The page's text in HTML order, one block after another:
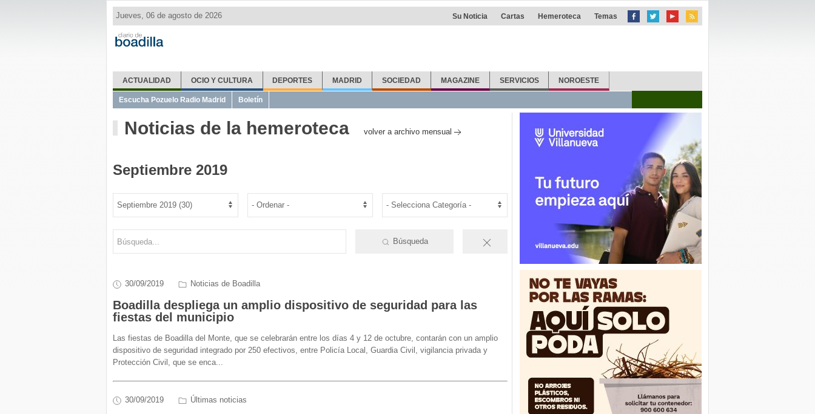
Jueves, 06 de agosto de 2026 Su Noticia Cartas Hemeroteca Temas
ACTUALIDAD OCIO Y CULTURA DEPORTES MADRID SOCIEDAD MAGAZINE SERVICIOS NOROESTE
Escucha Pozuelo Radio Madrid Boletín
Noticias de la hemeroteca volver a archivo mensual
Septiembre 2019
Búsqueda
30/09/2019 Noticias de Boadilla
Boadilla despliega un amplio dispositivo de seguridad para las
fiestas del municipio
Las fiestas de Boadilla del Monte, que se celebrarán entre los días 4 y 12 de octubre, contarán con un amplio
dispositivo de seguridad integrado por 250 efectivos, entre Policía Local, Guardia Civil, vigilancia privada y
Protección Civil, que se enca...
30/09/2019 Últimas noticias